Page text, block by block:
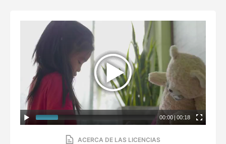
00:00 | 00:18
ACERCA DE LAS LICENCIAS